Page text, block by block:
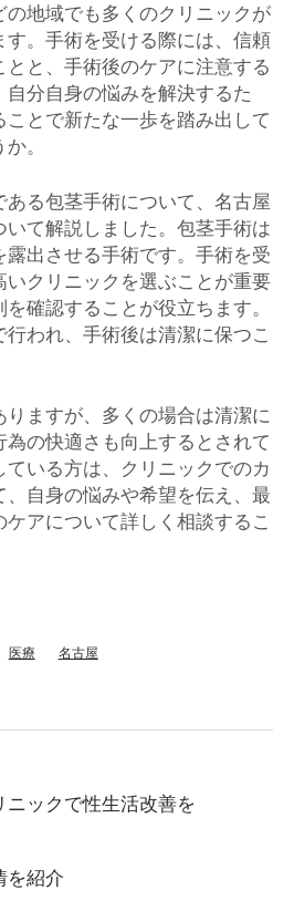
地域でも多くのクリニックが
。手術を受ける際には、信頼
と、手術後のケアに注意する
自分自身の悩みを解決するた
とで新たな一歩を踏み出して
。
る包茎手術について、名古屋
て解説しました。包茎手術は
出させる手術です。手術を受
いクリニックを選ぶことが重要
確認することが役立ちます。
われ、手術後は清潔に保つこ
ますが、多くの場合は清潔に
の快適さも向上するとされて
いる方は、クリニックでのカ
、自身の悩みや希望を伝え、最
アについて詳しく相談するこ
医療 名古屋
ックで性生活改善を
を紹介